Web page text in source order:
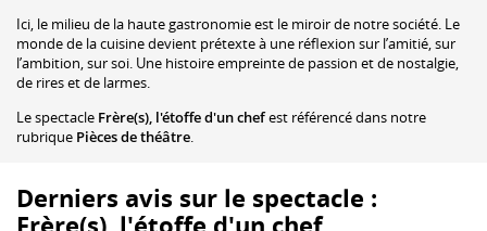
Ici, le milieu de la haute gastronomie est le miroir de notre société. Le
monde de la cuisine devient prétexte à une réflexion sur l’amitié, sur
l’ambition, sur soi. Une histoire empreinte de passion et de nostalgie,
de rires et de larmes.
Le spectacle Frère(s), l'étoffe d'un chefest référencé dans notre
rubrique Pièces de théâtre.
Derniers avis sur le spectacle :